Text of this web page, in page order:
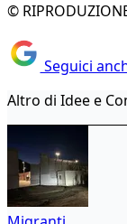
©
Seguici
Altro di Idee e